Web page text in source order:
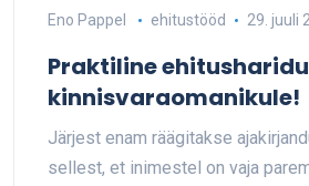
Eno Pappel ehitustööd 29. juuli
Praktiline
kinnisvaraomanikule!
Järjest enam räägitakse
sellest, et inimestel on vaja